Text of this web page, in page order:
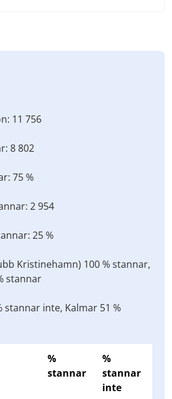
11 756
8 802
75 %
2 954
25 %
Kristinehamn) 100 % stannar,
stannar
stannar inte, Kalmar 51 %
%
stannar
%
stannar
inte